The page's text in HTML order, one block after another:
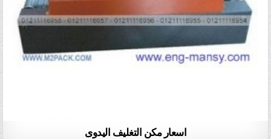
اسعار مكن التغليف اليدوى